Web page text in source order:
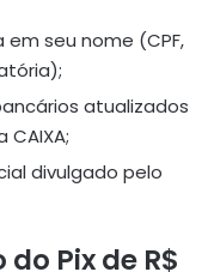
seu nome (CPF,
atualizados
divulgado pelo
Pix de R$